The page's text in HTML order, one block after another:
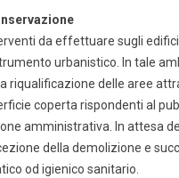
da effettuare sugli
urbanistico. In tale
riqualificazione delle aree
coperta rispondenti al
amministrativa. In attesa
della demolizione e
od igienico sanitario.